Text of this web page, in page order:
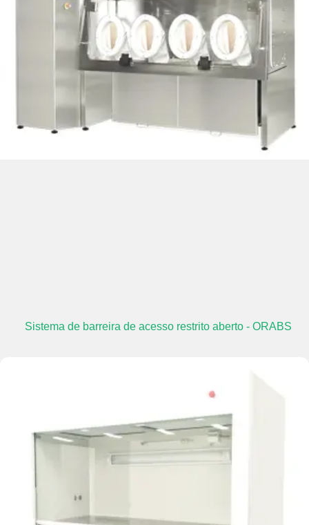
Sistema de barreira de acesso restrito aberto - ORABS